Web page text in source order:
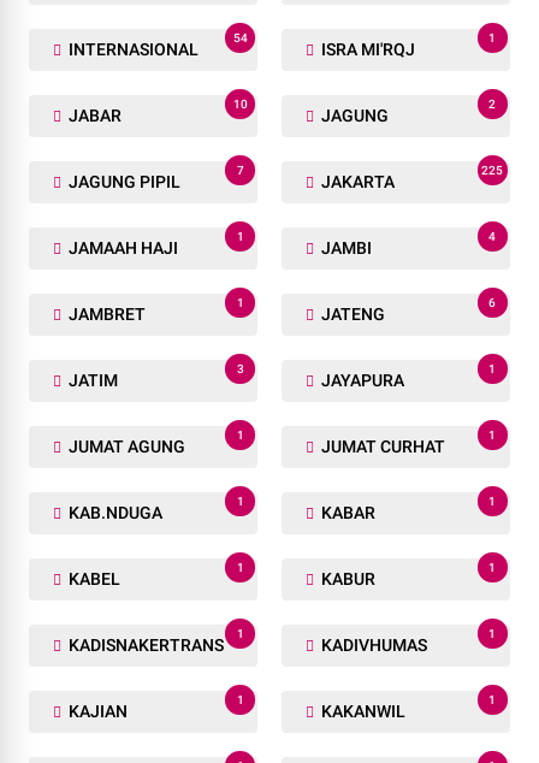
INTERNASIONAL
54
ISRA MI'RQJ
1
JABAR
10
JAGUNG
2
JAGUNG PIPIL
7
JAKARTA
225
JAMAAH HAJI
1
JAMBI
4
JAMBRET
1
JATENG
6
JATIM
3
JAYAPURA
1
JUMAT AGUNG
1
JUMAT CURHAT
1
KAB.NDUGA
1
KABAR
1
KABEL
1
KABUR
1
KADISNAKERTRANS
1
KADIVHUMAS
1
KAJIAN
1
KAKANWIL
1